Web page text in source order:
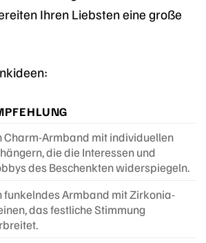
Ihren Liebsten eine große
Charm-Armband mit individuellen
die die Interessen und
des Beschenkten widerspiegeln.
funkelndes Armband mit Zirkonia-
das festliche Stimmung